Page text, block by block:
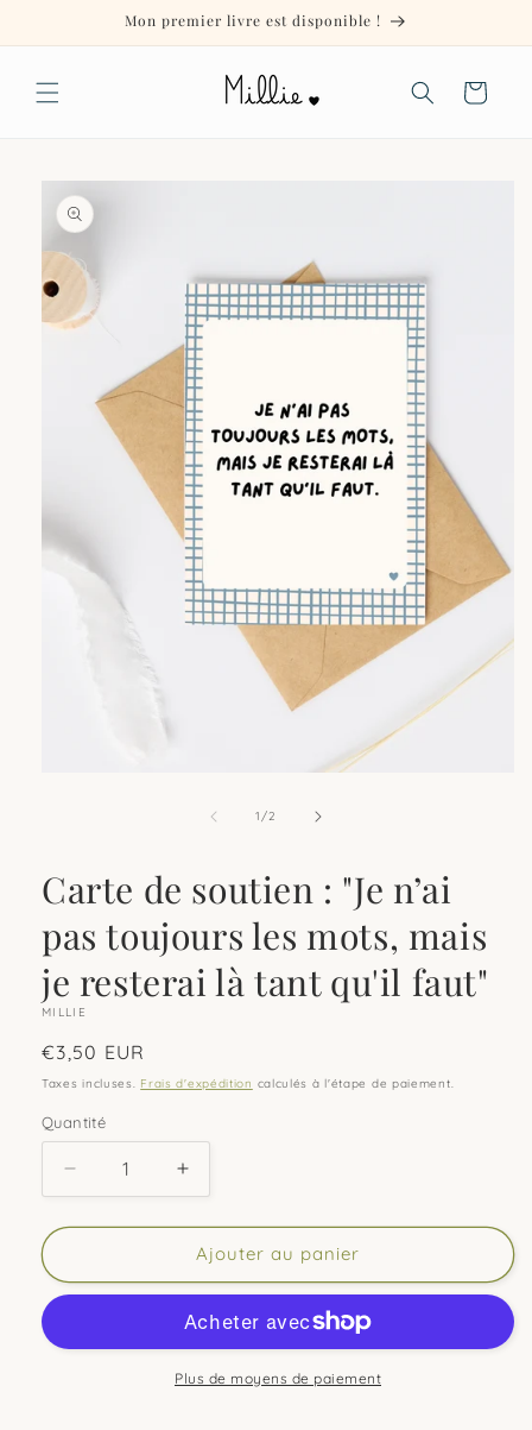
au
Mon premier livre est disponible !
Panier
Passer aux
informations
produits
fenêtre
modale
1/de
2
Carte de soutien : "Je n’ai
pas toujours les mots, mais
je resterai là tant qu'il faut"
MILLIE
Prix
habituel
€3,50 EUR
Taxes incluses. Frais d'expédition calculés à l'étape de paiement.
Quantité
Quantité
Réduire
la
quantité
Carte
:
Augmenter
la
quantité
de
Carte
soutien
:
&quot;Je
Ajouter au panier
Plus de moyens de paiement